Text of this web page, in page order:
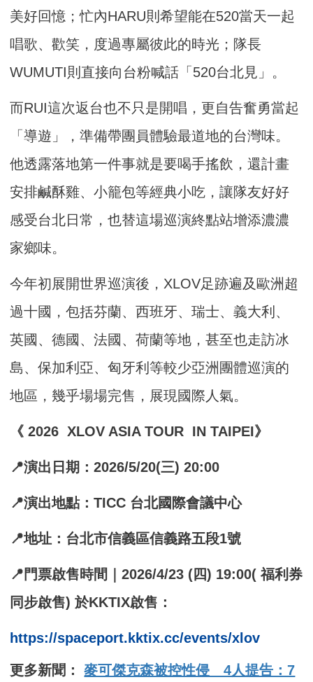
美好回憶；忙內HARU則希望能在520當天一起
唱歌、歡笑，度過專屬彼此的時光；隊長
WUMUTI則直接向台粉喊話「520台北見」。
而RUI這次返台也不只是開唱，更自告奮勇當起
「導遊」，準備帶團員體驗最道地的台灣味。
他透露落地第一件事就是要喝手搖飲，還計畫
安排鹹酥雞、小籠包等經典小吃，讓隊友好好
感受台北日常，也替這場巡演終點站增添濃濃
家鄉味。
今年初展開世界巡演後，XLOV足跡遍及歐洲超
過十國，包括芬蘭、西班牙、瑞士、義大利、
英國、德國、法國、荷蘭等地，甚至也走訪冰
島、保加利亞、匈牙利等較少亞洲團體巡演的
地區，幾乎場場完售，展現國際人氣。
《 2026 XLOV ASIA TOUR IN TAIPEI》
📍演出日期：2026/5/20(三) 20:00
📍演出地點：TICC 台北國際會議中心
📍地址：台北市信義區信義路五段1號
📍門票啟售時間｜2026/4/23 (四) 19:00( 福利券
同步啟售) 於KKTIX啟售：
https://spaceport.kktix.cc/events/xlov
更多新聞：麥可傑克森被控性侵 4人提告：7